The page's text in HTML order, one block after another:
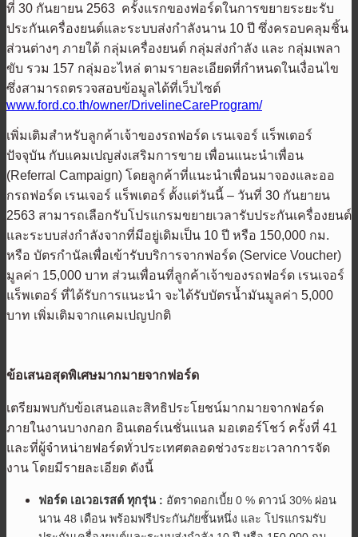
ที่ 30 กันยายน 2563 ครั้งแรกของฟอร์ดในการขยายระยะรับ
ประกันเครื่องยนต์และระบบส่งกำลังนาน 10 ปี ซึ่งครอบคลุมชิ้น
ส่วนต่างๆ ภายใต้ กลุ่มเครื่องยนต์ กลุ่มส่งกำลัง และ กลุ่มเพลา
ขับ รวม 157 กลุ่มอะไหล่ ตามรายละเอียดที่กำหนดในเงื่อนไข
ซึ่งสามารถตรวจสอบข้อมูลได้ที่เว็บไซต์
www.ford.co.th/owner/DrivelineCareProgram/
เพิ่มเติมสำหรับลูกค้าเจ้าของรถฟอร์ด เรนเจอร์ แร็พเตอร์
ปัจจุบัน กับแคมเปญส่งเสริมการขาย เพื่อนแนะนำเพื่อน
(Referral Campaign) โดยลูกค้าที่แนะนำเพื่อนมาจองและออ
กรถฟอร์ด เรนเจอร์ แร็พเตอร์ ตั้งแต่วันนี้ – วันที่ 30 กันยายน
2563 สามารถเลือกรับโปรแกรมขยายเวลารับประกันเครื่องยนต์
และระบบส่งกำลังจากที่มีอยู่เดิมเป็น 10 ปี หรือ 150,000 กม.
หรือ บัตรกำนัลเพื่อเข้ารับบริการจากฟอร์ด (Service Voucher)
มูลค่า 15,000 บาท ส่วนเพื่อนที่ลูกค้าเจ้าของรถฟอร์ด เรนเจอร์
แร็พเตอร์ ที่ได้รับการแนะนำ จะได้รับบัตรน้ำมันมูลค่า 5,000
บาท เพิ่มเติมจากแคมเปญปกติ
ข้อเสนอสุดพิเศษมากมายจากฟอร์ด
เตรียมพบกับข้อเสนอและสิทธิประโยชน์มากมายจากฟอร์ด
ภายในงานบางกอก อินเตอร์เนชั่นแนล มอเตอร์โชว์ ครั้งที่ 41
และที่ผู้จำหน่ายฟอร์ดทั่วประเทศตลอดช่วงระยะเวลาการจัด
งาน โดยมีรายละเอียด ดังนี้
ฟอร์ด เอเวอเรสต์ ทุกรุ่น : อัตราดอกเบี้ย 0 % ดาวน์ 30% ผ่อน
นาน 48 เดือน พร้อมฟรีประกันภัยชั้นหนึ่ง และ โปรแกรมรับ